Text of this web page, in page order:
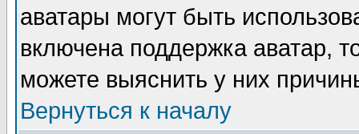
аватары могут быть
включена поддержка аватар,
можете выяснить у них
Вернуться к началу